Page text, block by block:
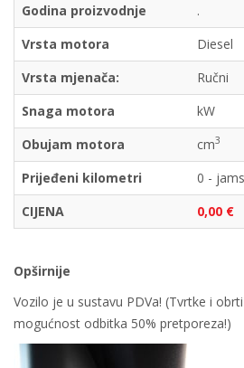
Godina proizvodnje
.
Vrsta motora
Diesel
Vrsta mjenača:
Ručni
Snaga motora
kW
Obujam motora
cm3
Prijeđeni kilometri
0 -
CIJENA
0,00 €
Opširnije
Vozilo je u sustavu PDVa! (Tvrtke i
mogućnost odbitka 50% pretporeza!)